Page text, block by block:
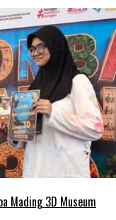
Mading 3D Museum